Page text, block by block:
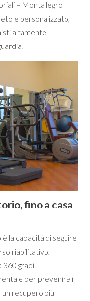
– Montallegro
e personalizzato,
altamente
fino a casa
la capacità di seguire
riabilitativo,
360 gradi.
per prevenire il
recupero più